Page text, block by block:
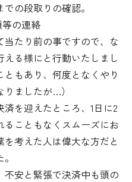
の段取りの確認。
の連絡
たり前の事ですので、な
る様にと行動いたしまし
もあり、何度となくやり
ましたが…）
を迎えたところ、1日に2
こともなくスムーズにお
を考えた人は偉大な方だと
安と緊張で決済中も頭の